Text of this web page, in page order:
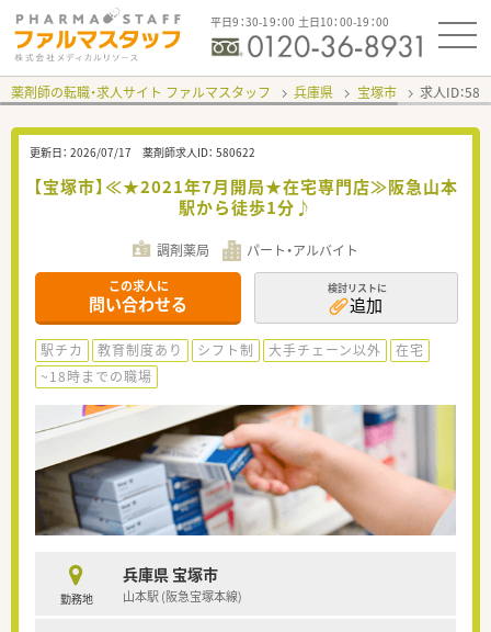
平日9：30-19：00 土日10：00-19：00
薬剤師の転職・求人サイト ファルマスタッフ 兵庫県 宝塚市 求人ID：
更新日： 2026/07/17 薬剤師求人ID： 580622
【宝塚市】≪★2021年7月開局★在宅専門店≫阪急山本
駅から徒歩1分♪
調剤薬局 パート・アルバイト
この求人に
問い合わせる
検討リストに
追加
駅チカ 教育制度あり シフト制 大手チェーン以外
在宅
~18時までの職場
勤務地
兵庫県 宝塚市
山本駅 (阪急宝塚本線)